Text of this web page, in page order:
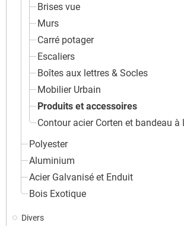
Brises vue
Murs
Carré potager
Escaliers
Boîtes aux lettres & Socles
Mobilier Urbain
Produits et accessoires
Contour acier Corten et bandeau à
Polyester
Aluminium
Acier Galvanisé et Enduit
Bois Exotique
Divers